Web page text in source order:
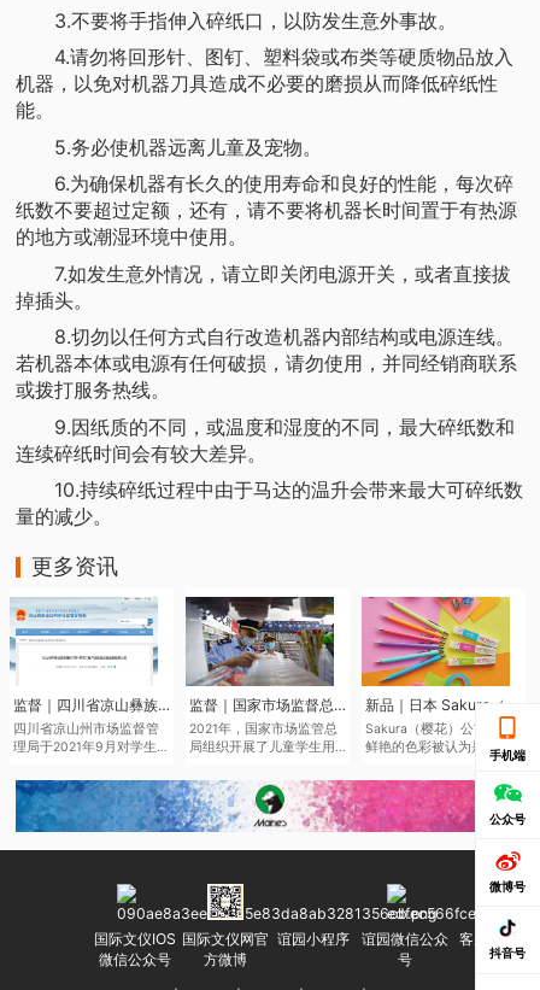
3.不要将手指伸入碎纸口，以防发生意外事故。
4.请勿将回形针、图钉、塑料袋或布类等硬质物品放入
机器，以免对机器刀具造成不必要的磨损从而降低碎纸性
能。
5.务必使机器远离儿童及宠物。
6.为确保机器有长久的使用寿命和良好的性能，每次碎
纸数不要超过定额，还有，请不要将机器长时间置于有热源
的地方或潮湿环境中使用。
7.如发生意外情况，请立即关闭电源开关，或者直接拔
掉插头。
8.切勿以任何方式自行改造机器内部结构或电源连线。
若机器本体或电源有任何破损，请勿使用，并同经销商联系
或拨打服务热线。
9.因纸质的不同，或温度和湿度的不同，最大碎纸数和
连续碎纸时间会有较大差异。
10.持续碎纸过程中由于马达的温升会带来最大可碎纸数
量的减少。
更多资讯
监督｜四川省凉山彝族自治州市场监督管理局于近日发布了2021年第二批产品质量监督抽查结果
四川省凉山州市场监督管
理局于2021年9月对学生文
儿童学生用品开展质量监
督抽查545批次。其中，儿
童学生用品监督抽查307批
监督｜国家市场监督总局通报儿童学生用品产品2021年抽查情况
2021年，国家市场监管总
局组织开展了儿童学生用
查，共抽查了2050家企业
生产的2186批次儿童学生
用品，涉及玩具、童车、
头盔等7种产品。其中，学
生文具抽查不合格率
广东省等产地的生产企
业。
Sakura（樱花）公司鉴于
鲜艳的色彩被认为是2022
年的色彩趋势，该品牌现
在正在扩大其产品范围，
本次“Sakura Color
Products”新系列包括六种
和三种新的橡皮擦，每种
手机端
公众号
微博号
抖音号
国际文仪IOS
微信公众号
国际文仪网官
方微博
谊园小程序
谊园微信公众
号
客服微信号